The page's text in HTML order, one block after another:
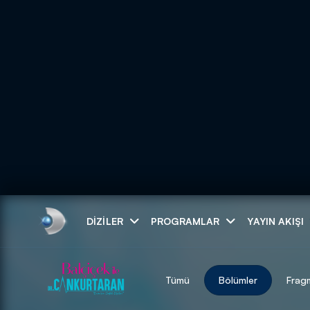
DIZILER PROGRAMLAR YAYIN AKIŞI
ARAMA SONUÇLARI
Tümü Bölümler